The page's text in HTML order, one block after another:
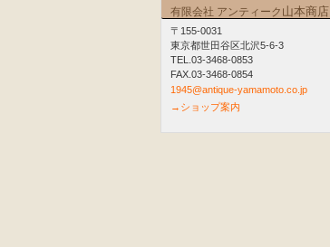
有限会社 アンティーク 山本商店
〒155-0031
東京都世田谷区北沢5-6-3
TEL.03-3468-0853
FAX.03-3468-0854
1945@antique-yamamoto.co.jp
→ショップ案内